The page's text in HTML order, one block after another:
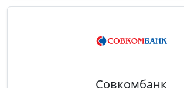
Совкомбанк